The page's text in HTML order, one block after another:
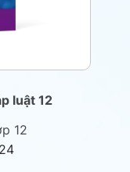
luật 12
12